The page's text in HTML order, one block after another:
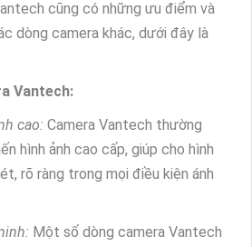
cũng có những ưu điểm và
dòng camera khác, dưới đây là
Vantech:
cao: Camera Vantech thường
hình ảnh cao cấp, giúp cho hình
rõ ràng trong mọi điều kiện ánh
Một số dòng camera Vantech